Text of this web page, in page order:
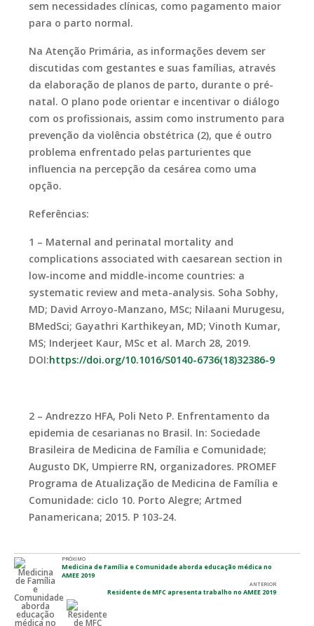
sem necessidades clínicas, como pagamento maior
para o parto normal.
Na Atenção Primária, as informações devem ser
discutidas com gestantes e suas famílias, através
da elaboração de planos de parto, durante o pré-
natal. O plano pode orientar e incentivar o diálogo
com os profissionais, assim como instrumento para
prevenção da violência obstétrica (2), que é outro
problema enfrentado pelas parturientes que
influencia na percepção da cesárea como uma
opção.
Referências:
1 – Maternal and perinatal mortality and
complications associated with caesarean section in
low-income and middle-income countries: a
systematic review and meta-analysis. Soha Sobhy,
MD; David Arroyo-Manzano, MSc; Nilaani Murugesu,
BMedSci; Gayathri Karthikeyan, MD; Vinoth Kumar,
MS; Inderjeet Kaur, MSc et al. March 28, 2019.
DOI:https://doi.org/10.1016/S0140-6736(18)32386-9
2 – Andrezzo HFA, Poli Neto P. Enfrentamento da
epidemia de cesarianas no Brasil. In: Sociedade
Brasileira de Medicina de Família e Comunidade;
Augusto DK, Umpierre RN, organizadores. PROMEF
Programa de Atualização de Medicina de Família e
Comunidade: ciclo 10. Porto Alegre; Artmed
Panamericana; 2015. P 103-24.
PRÓXIMO
Medicina de Família e Comunidade aborda educação médica no
AMEE 2019
ANTERIOR
Residente de MFC apresenta trabalho no AMEE 2019